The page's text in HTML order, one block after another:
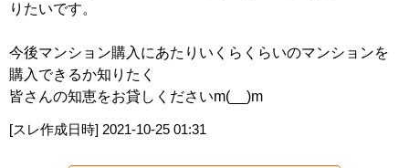
りたいです。
今後マンション購入にあたりいくらくらいのマンションを
購入できるか知りたく
皆さんの知恵をお貸しくださいm(__)m
[スレ作成日時] 2021-10-25 01:31